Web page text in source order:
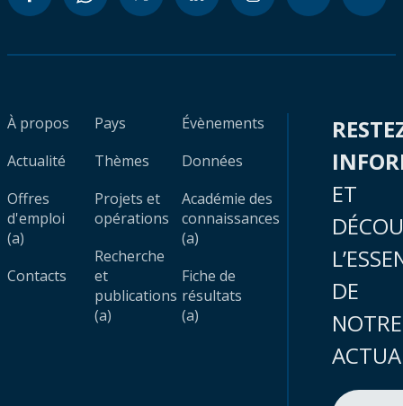
À propos
Actualité
Offres
d'emploi
(a)
Contacts
Pays
Thèmes
Projets et
opérations
Recherche
et
publications
(a)
Évènements
Données
Académie des
connaissances
(a)
Fiche de
résultats
(a)
ET
DE
NOTRE